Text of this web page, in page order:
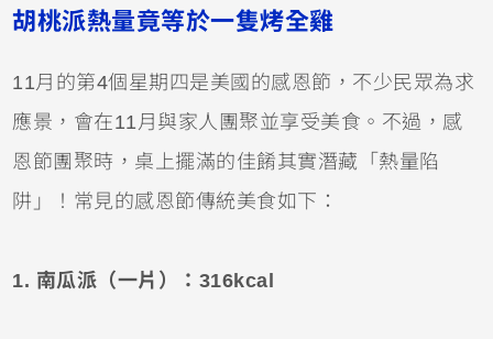
胡桃派熱量竟等於一隻烤全雞
11月的第4個星期四是美國的感恩節，不少民眾為求
應景，會在11月與家人團聚並享受美食。不過，感
恩節團聚時，桌上擺滿的佳餚其實潛藏「熱量陷
阱」！常見的感恩節傳統美食如下：
1. 南瓜派（一片）：316kcal